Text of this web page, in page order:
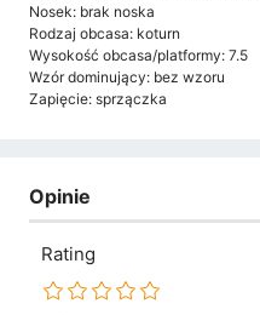
Nosek: brak noska
Rodzaj obcasa: koturn
Wysokość obcasa/platformy: 7.5
Wzór dominujący: bez wzoru
Zapięcie: sprzączka
Opinie
Rating